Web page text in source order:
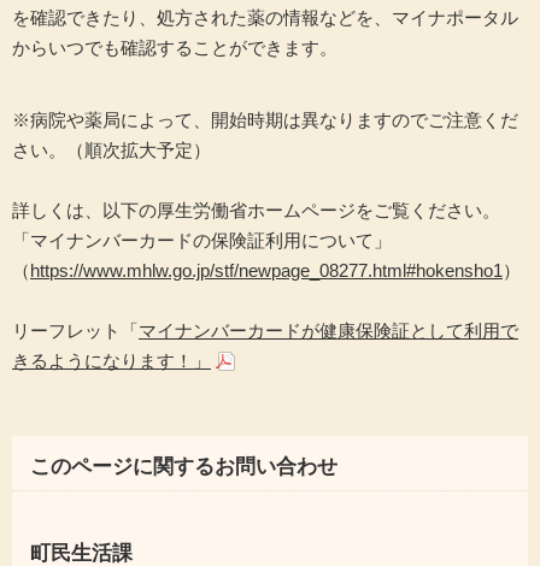
を確認できたり、処方された薬の情報などを、マイナポータル
からいつでも確認することができます。
※病院や薬局によって、開始時期は異なりますのでご注意くだ
さい。（順次拡大予定）
詳しくは、以下の厚生労働省ホームページをご覧ください。
「マイナンバーカードの保険証利用について」
（https://www.mhlw.go.jp/stf/newpage_08277.html#hokensho1）
リーフレット「マイナンバーカードが健康保険証として利用で
きるようになります！」
このページに関するお問い合わせ
町民生活課